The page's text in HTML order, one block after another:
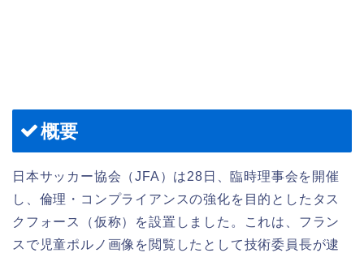
概要
日本サッカー協会（JFA）は28日、臨時理事会を開催
し、倫理・コンプライアンスの強化を目的としたタス
クフォース（仮称）を設置しました。これは、フラン
スで児童ポルノ画像を閲覧したとして技術委員長が逮